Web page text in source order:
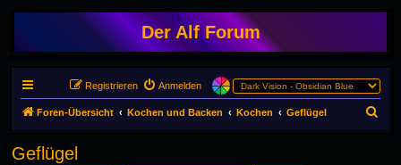
Der Alf Forum
Anmelden
Registrieren
Foren-Übersicht Kochen und Backen Kochen Geflügel
u
Geflügel